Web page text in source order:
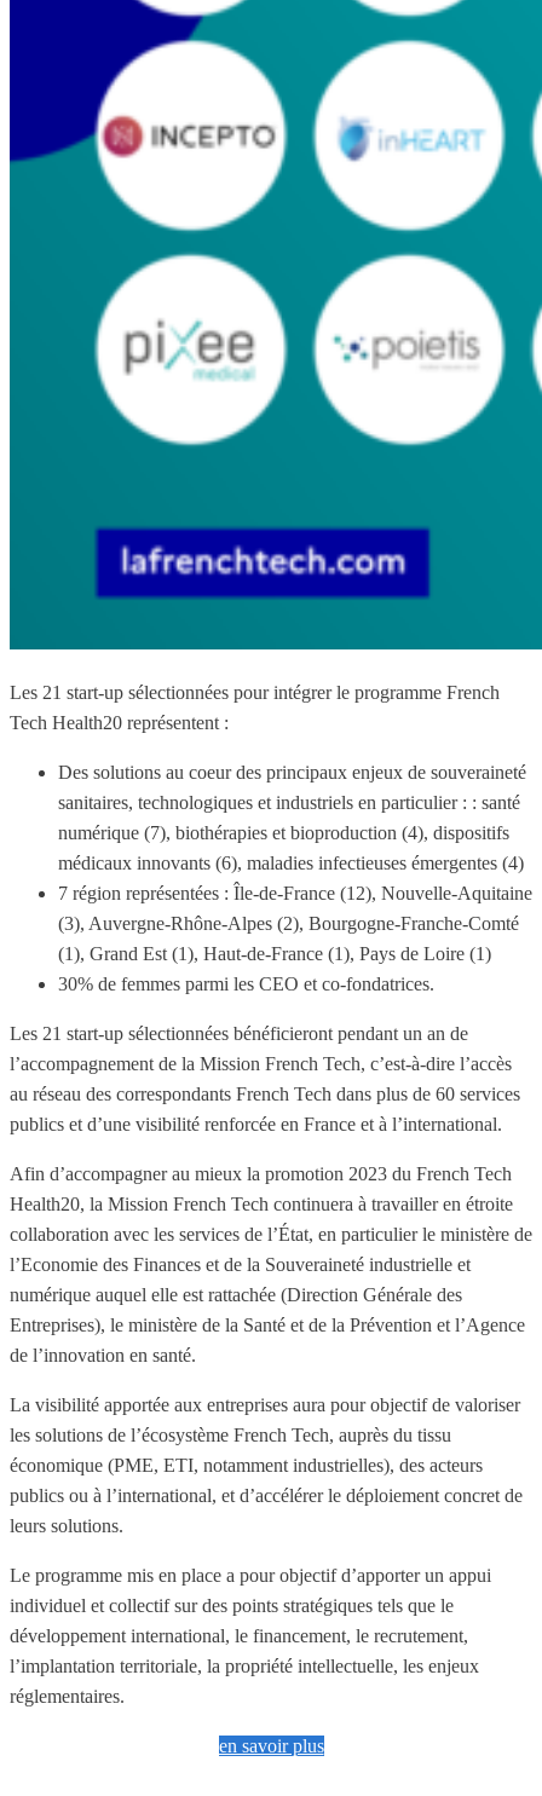
Les 21 start-up sélectionnées pour intégrer le programme French
Tech Health20 représentent :
Des solutions au coeur des principaux enjeux de souveraineté
sanitaires, technologiques et industriels en particulier : : santé
numérique (7), biothérapies et bioproduction (4), dispositifs
médicaux innovants (6), maladies infectieuses émergentes (4)
7 région représentées : Île-de-France (12), Nouvelle-Aquitaine
(3), Auvergne-Rhône-Alpes (2), Bourgogne-Franche-Comté
(1), Grand Est (1), Haut-de-France (1), Pays de Loire (1)
30% de femmes parmi les CEO et co-fondatrices.
Les 21 start-up sélectionnées bénéficieront pendant un an de
l’accompagnement de la Mission French Tech, c’est-à-dire l’accès
au réseau des correspondants French Tech dans plus de 60 services
publics et d’une visibilité renforcée en France et à l’international.
Afin d’accompagner au mieux la promotion 2023 du French Tech
Health20, la Mission French Tech continuera à travailler en étroite
collaboration avec les services de l’État, en particulier le ministère de
l’Economie des Finances et de la Souveraineté industrielle et
numérique auquel elle est rattachée (Direction Générale des
Entreprises), le ministère de la Santé et de la Prévention et l’Agence
de l’innovation en santé.
La visibilité apportée aux entreprises aura pour objectif de valoriser
les solutions de l’écosystème French Tech, auprès du tissu
économique (PME, ETI, notamment industrielles), des acteurs
publics ou à l’international, et d’accélérer le déploiement concret de
leurs solutions.
Le programme mis en place a pour objectif d’apporter un appui
individuel et collectif sur des points stratégiques tels que le
développement international, le financement, le recrutement,
l’implantation territoriale, la propriété intellectuelle, les enjeux
réglementaires.
en savoir plus